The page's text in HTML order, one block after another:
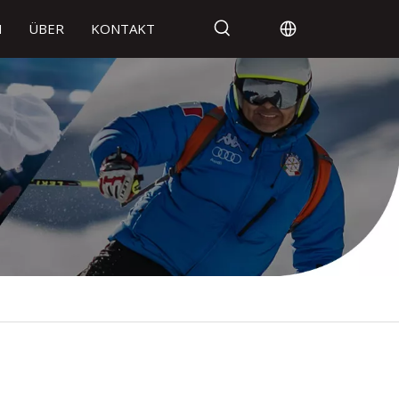
ÜBER KONTAKT